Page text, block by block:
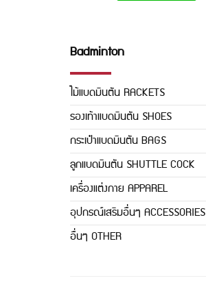
Badminton
ไม้แบดมินตัน RACKETS
รองเท้าแบดมินตัน SHOES
กระเป๋าแบดมินตัน BAGS
ลูกแบดมินตัน SHUTTLE COCK
เครื่องแต่งกาย APPAREL
อุปกรณ์เสริมอื่นๆ ACCESSORIES
อื่นๆ OTHER